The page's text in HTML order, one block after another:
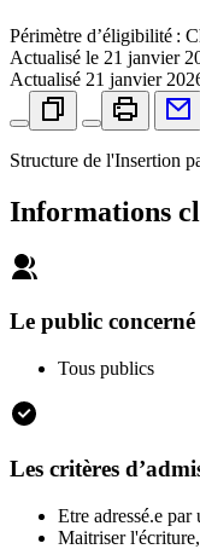
Périmètre d’éligibilité :
Actualisé le 21 janvier
Actualisé 21 janvier
Structure de l'Insertion
Informations
Le public concerné
Tous publics
Les critères
Etre adressé.e
Maitriser